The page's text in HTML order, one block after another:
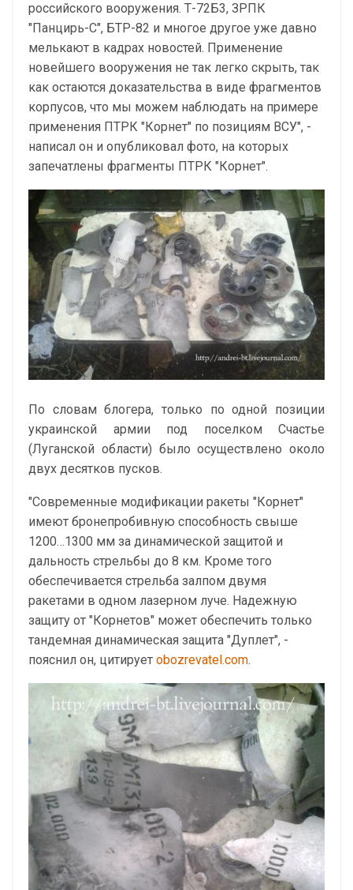
российского вооружения. Т-72Б3, ЗРПК
"Панцирь-С", БТР-82 и многое другое уже давно
мелькают в кадрах новостей. Применение
новейшего вооружения не так легко скрыть, так
как остаются доказательства в виде фрагментов
корпусов, что мы можем наблюдать на примере
применения ПТРК "Корнет" по позициям ВСУ", -
написал он и опубликовал фото, на которых
запечатлены фрагменты ПТРК "Корнет".
По словам блогера, только по одной позиции
украинской армии под поселком Счастье
(Луганской области) было осуществлено около
двух десятков пусков.
"Современные модификации ракеты "Корнет"
имеют бронепробивную способность свыше
1200…1300 мм за динамической защитой и
дальность стрельбы до 8 км. Кроме того
обеспечивается стрельба залпом двумя
ракетами в одном лазерном луче. Надежную
защиту от "Корнетов" может обеспечить только
тандемная динамическая защита "Дуплет", -
пояснил он, цитирует obozrevatel.com.